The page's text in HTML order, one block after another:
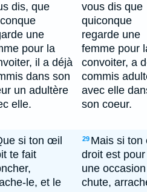
dis, que
une
pour la
il a déjà
dans son
un adultère
elle.
vous dis que
quiconque
regarde une
femme pour
convoiter, a
commis
avec elle
son coeur.
si ton œil
te fait
le, et le
29 Mais si ton
droit est
une
chute,